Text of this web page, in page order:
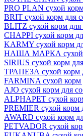
PRO PLAN сухой
BRIT сухой корм для
BLITZ сухой корм для
CHAPPI сухой корм
KARMY сухой корм
НАША МАРКА сухой
SIRIUS сухой корм
ТРАПЕЗА сухой корм
FARMINA сухой корм
AJO сухой корм для
ALPHAPET сухой
PREMIER сухой корм
AWARD сухой корм
PETVADOR сухой